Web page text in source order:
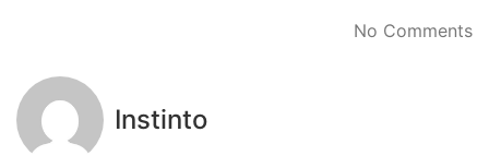
No Comments
Instinto